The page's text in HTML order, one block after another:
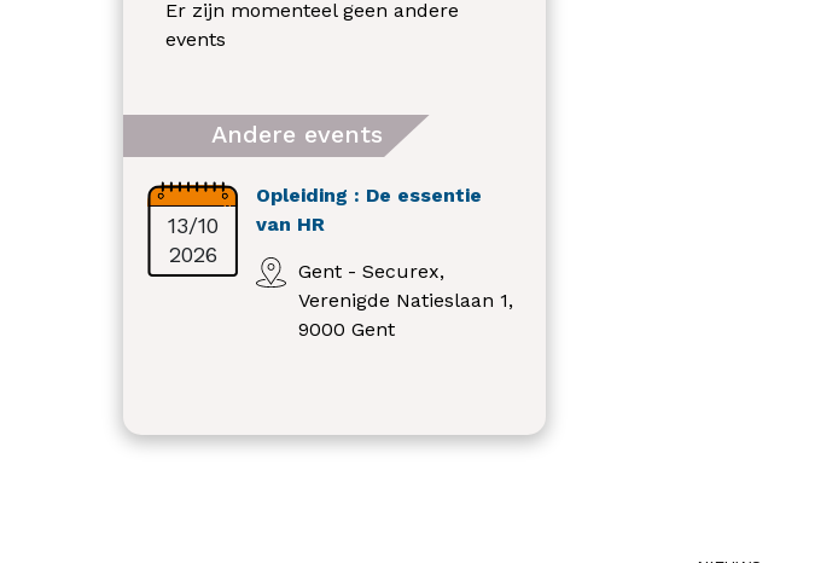
Er zijn momenteel geen andere
events
Andere events
13/10
2026
Opleiding : De essentie
van HR
Gent - Securex,
Verenigde Natieslaan 1,
9000 Gent